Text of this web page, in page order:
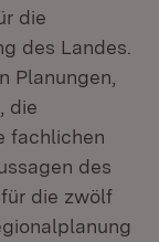
die
des Landes.
Planungen,
die
fachlichen
des
die zwölf